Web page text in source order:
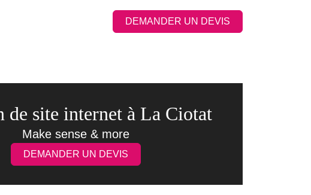
DEMANDER UN DEVIS
de site internet à La Ciotat
Make sense & more
DEMANDER UN DEVIS